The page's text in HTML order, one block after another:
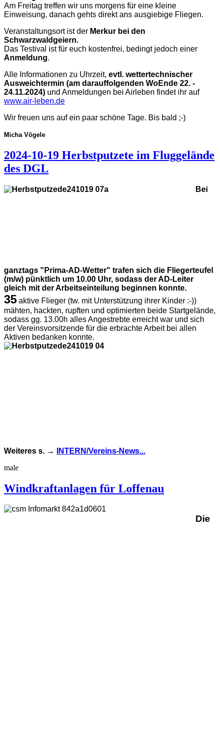
Am Freitag treffen wir uns morgens für eine kleine
Einweisung, danach gehts direkt ans ausgiebige Fliegen.
Veranstaltungsort ist der Merkur bei den
Schwarzwaldgeiern.
Das Testival ist für euch kostenfrei, bedingt jedoch einer
Anmeldung.
Alle Informationen zu Uhrzeit, evtl. wettertechnischer
Ausweichtermin (am darauffolgenden WoEnde 22. -
24.11.2024) und Anmeldungen bei Airleben findet ihr auf
www.air-leben.de
Wir freuen uns auf ein paar schöne Tage. Bis bald ;-)
Micha Vögele
2024-10-19 Herbstputzete im Fluggelände
des DGL
Bei
ganztags "Prima-AD-Wetter" trafen sich die Fliegerteufel
(m/w) pünktlich um 10.00 Uhr, sodass der AD-Leiter
gleich mit der Arbeitseinteilung beginnen konnte.
35 aktive Flieger (tw. mit Unterstützung ihrer Kinder :-))
mähten, hackten, rupften und optimierten beide Startgelände,
sodass gg. 13.00h alles Angestrebte erreicht war und sich
der Vereinsvorsitzende für die erbrachte Arbeit bei allen
Aktiven bedanken konnte.
Weiteres s. →
INTERN/Vereins-News...
male
Windkraftanlagen für Loffenau
Die